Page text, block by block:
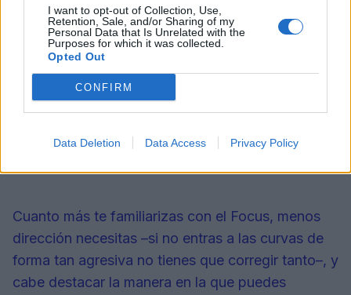
I want to opt-out of Collection, Use,
Retention, Sale, and/or Sharing of my
Personal Data that Is Unrelated with the
Purposes for which it was collected.
Opted Out
CONFIRM
Data Deletion Data Access Privacy Policy
Como resultado, necesitas muy poco ángulo de
dirección; solamente un pequeño golpe inicial una
vez has soltado el acelerador para hacer que el
coche pivote, un poco de contravolante para
mantenerlo a raya y colocar el volante recto para
en su sitio y las traseras jueguen en el límite de
Cuanto más te familiarizas con el Focus, menos
dirección necesitas –si no entras a las curvas de
forma tan agresiva no tienes que corregir tanto–, y
cabe destacar la manera en la que puedes